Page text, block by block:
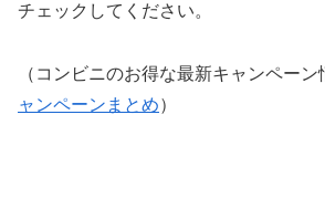
チェックしてください。
（コンビニのお得な最新キャンペー
ャンペーンまとめ）